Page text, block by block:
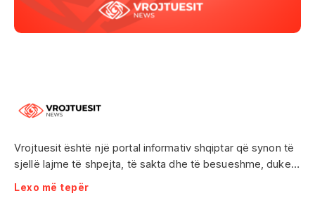
Vrojtuesit është një portal informativ shqiptar që synon të
sjellë lajme të shpejta, të sakta dhe të besueshme, duke
treguar realitetin pa çensurë. Fokus i punës sonë janë
ngjarjet e aktualitetit, problematikat sociale, denoncimet
Lexo më tepër